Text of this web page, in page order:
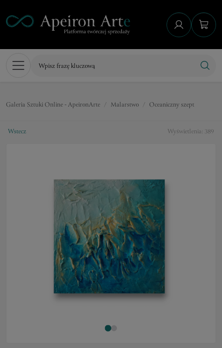
Galeria Sztuki Online - ApeironArte Malarstwo Oceaniczny szept
Wyświetlenia: 389
Wstecz